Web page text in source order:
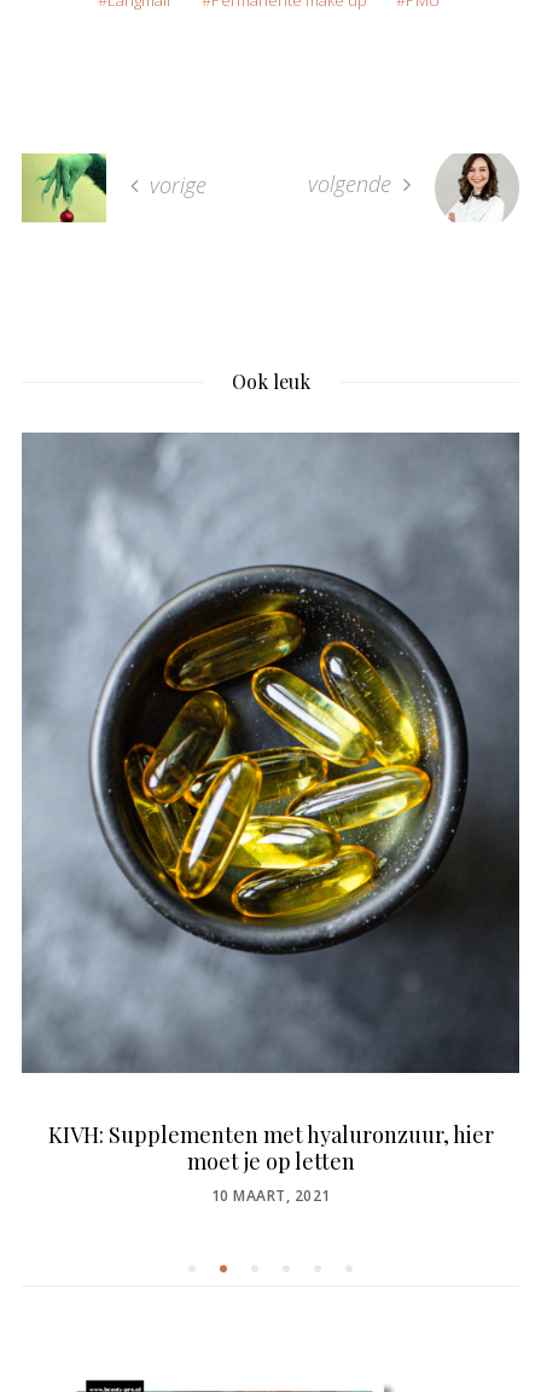
vorige volgende
Ook leuk
KIVH: Supplementen met hyaluronzuur, hier
moet je op letten
POSTED
10 MAART, 2021